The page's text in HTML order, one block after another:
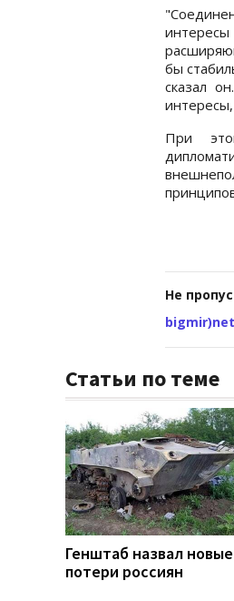
бы
сказал
При
Не
Статьи по теме
Генштаб назвал новые
потери россиян